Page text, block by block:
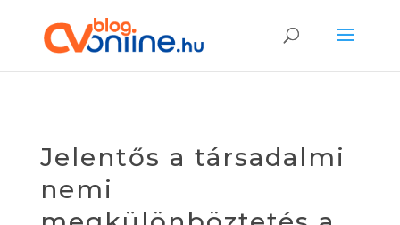
Jelentős a társadalmi
nemi